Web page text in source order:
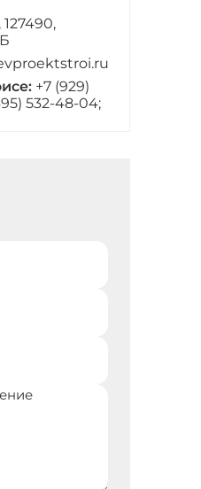
+7 (929)
532-48-04;